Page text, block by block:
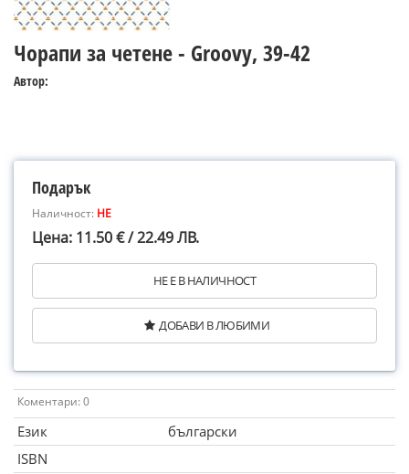
Чорапи за четене - Groovy, 39-42
Автор:
Подарък
Наличност: НЕ
Цена: 11.50 € / 22.49 ЛВ.
НЕ Е В НАЛИЧНОСТ
ДОБАВИ В ЛЮБИМИ
Коментари: 0
Език
български
ISBN